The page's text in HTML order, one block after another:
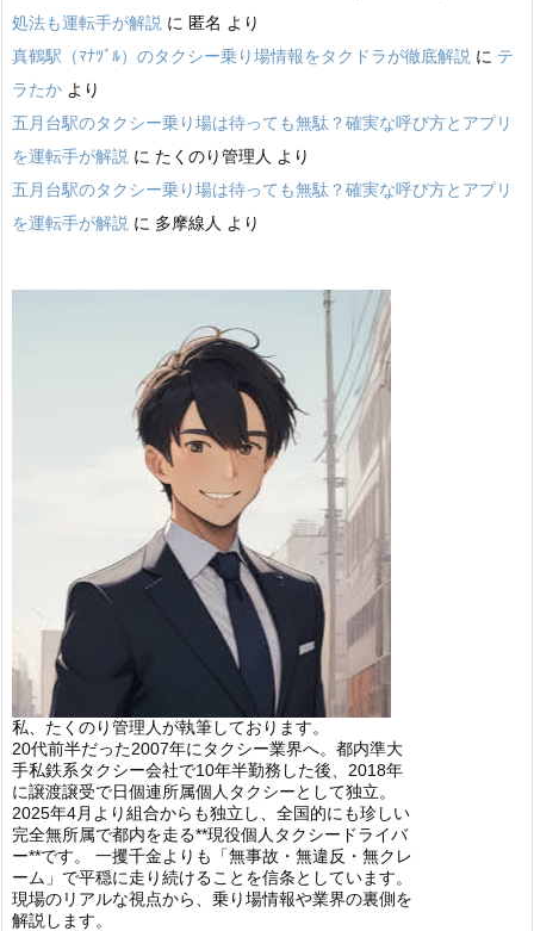
処法も運転手が解説 に 匿名 より
真鶴駅（ﾏﾅﾂﾞﾙ）のタクシー乗り場情報をタクドラが徹底解説 に テ
ラたか より
五月台駅のタクシー乗り場は待っても無駄？確実な呼び方とアプリ
を運転手が解説 に たくのり管理人 より
五月台駅のタクシー乗り場は待っても無駄？確実な呼び方とアプリ
を運転手が解説 に 多摩線人 より
私、たくのり管理人が執筆しております。
20代前半だった2007年にタクシー業界へ。都内準大
手私鉄系タクシー会社で10年半勤務した後、2018年
に譲渡譲受で日個連所属個人タクシーとして独立。
2025年4月より組合からも独立し、全国的にも珍しい
完全無所属で都内を走る**現役個人タクシードライバ
ー**です。 一攫千金よりも「無事故・無違反・無クレ
ーム」で平穏に走り続けることを信条としています。
現場のリアルな視点から、乗り場情報や業界の裏側を
解説します。